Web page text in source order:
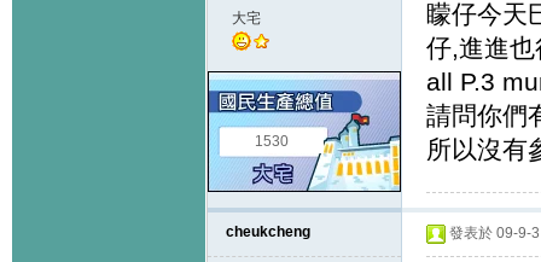
大宅
1530
矇仔今天
仔,進進
all P.3
請問你們
所以沒有
cheukcheng 發表於 09-9-